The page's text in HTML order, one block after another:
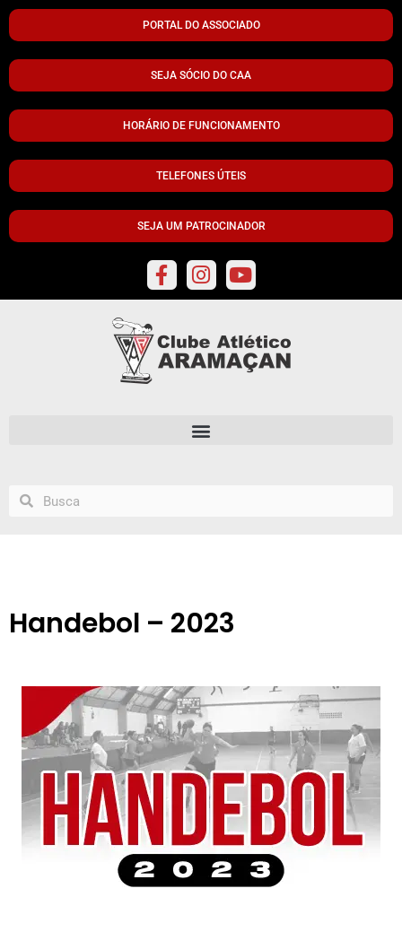
PORTAL DO ASSOCIADO
SEJA SÓCIO DO CAA
HORÁRIO DE FUNCIONAMENTO
TELEFONES ÚTEIS
SEJA UM PATROCINADOR
Handebol – 2023